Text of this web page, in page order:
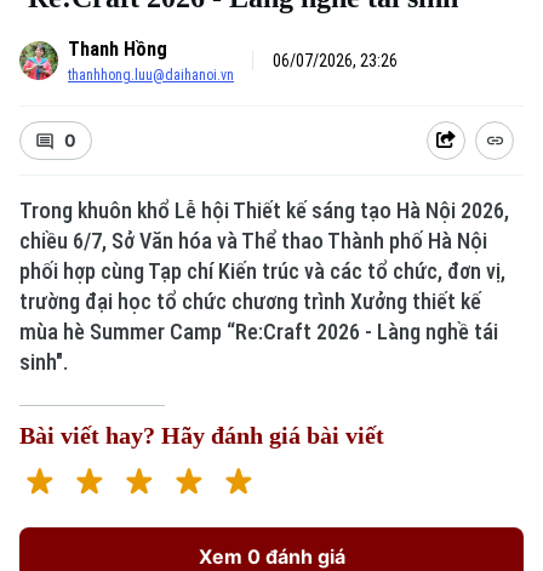
Thanh Hồng
thanhhong.luu@daihanoi.vn
06/07/2026, 23:26
0
Trong khuôn khổ Lễ hội Thiết kế sáng tạo Hà Nội 2026,
chiều 6/7, Sở Văn hóa và Thể thao Thành phố Hà Nội
phối hợp cùng Tạp chí Kiến trúc và các tổ chức, đơn vị,
trường đại học tổ chức chương trình Xưởng thiết kế
mùa hè Summer Camp “Re:Craft 2026 - Làng nghề tái
sinh".
Bài viết hay? Hãy đánh giá bài viết
Xem 0 đánh giá